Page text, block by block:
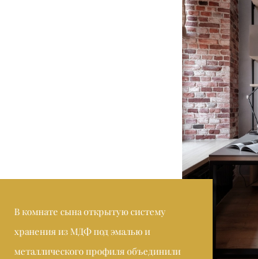
В комнате сына открытую систему
хранения из МДФ под эмалью и
металлического профиля объединили